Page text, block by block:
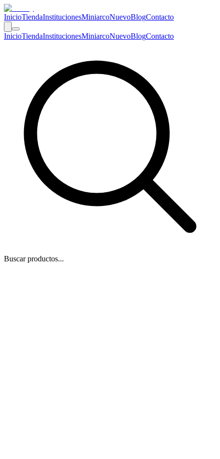
InicioTiendaInstitucionesMiniarcoNuevoBlogContacto
InicioTiendaInstitucionesMiniarcoNuevoBlogContacto
Buscar productos...